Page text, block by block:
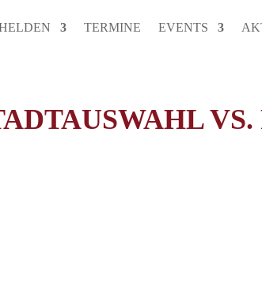
TERMINE EVENTS